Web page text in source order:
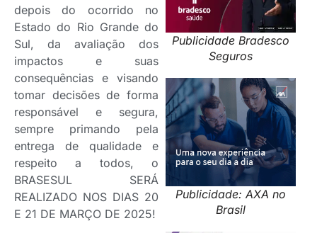
Publicidade Bradesco
Seguros
Publicidade: AXA no
Brasil
depois do ocorrido no
Estado do Rio Grande do
Sul, da avaliação dos
impactos e suas
consequências e visando
tomar decisões de forma
responsável e segura,
sempre primando pela
entrega de qualidade e
respeito a todos, o
BRASESUL SERÁ
REALIZADO NOS DIAS 20
E 21 DE MARÇO DE 2025!